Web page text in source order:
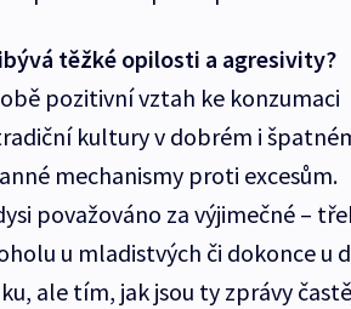
těžké opilosti a agresivity?
pozitivní vztah ke konzumaci
kultury v dobrém i
mechanismy proti excesům.
považováno za výjimečné –
u mladistvých či dokonce u
ale tím, jak jsou ty zprávy